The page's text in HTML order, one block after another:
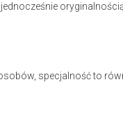
specjalność to